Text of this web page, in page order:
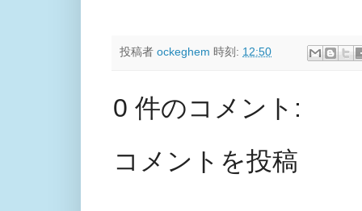
投稿者 ockeghem 時刻: 12:50
0 件のコメント:
コメントを投稿